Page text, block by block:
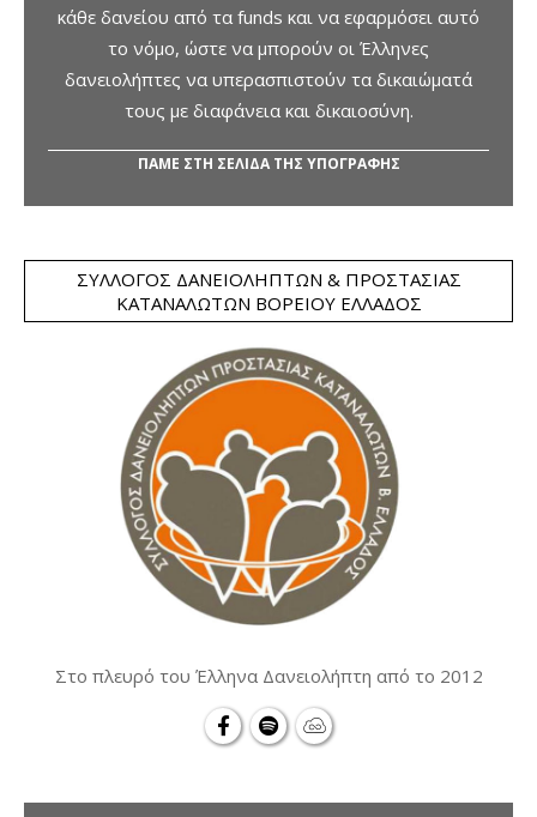
κάθε δανείου από τα funds και να εφαρμόσει αυτό
το νόμο, ώστε να μπορούν οι Έλληνες
δανειολήπτες να υπερασπιστούν τα δικαιώματά
τους με διαφάνεια και δικαιοσύνη.
ΠΑΜΕ ΣΤΗ ΣΕΛΙΔΑ ΤΗΣ ΥΠΟΓΡΑΦΗΣ
ΣΎΛΛΟΓΟΣ ΔΑΝΕΙΟΛΗΠΤΏΝ & ΠΡΟΣΤΑΣΊΑΣ
ΚΑΤΑΝΑΛΩΤΏΝ ΒΟΡΕΊΟΥ ΕΛΛΆΔΟΣ
Στο πλευρό του Έλληνα Δανειολήπτη από το 2012